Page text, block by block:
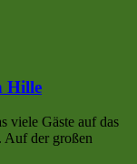
Hille
viele Gäste auf das
der großen